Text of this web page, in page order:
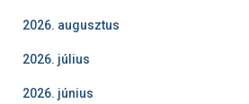
2026. augusztus
2026. július
2026. június